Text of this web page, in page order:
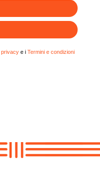
privacye i Termini e condizioni